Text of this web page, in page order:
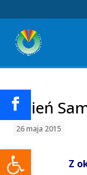
Otwórz pasek narzędzi
Dzień
26 maja 2015
Z